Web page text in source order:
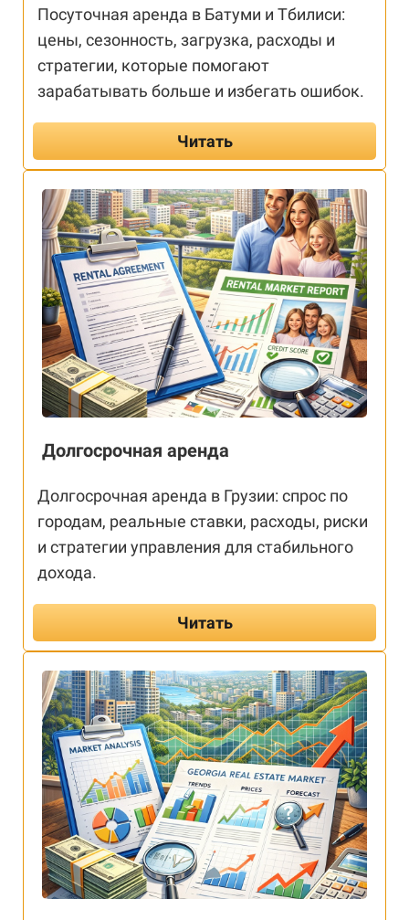
Посуточная аренда в Батуми и Тбилиси:
цены, сезонность, загрузка, расходы и
стратегии, которые помогают
зарабатывать больше и избегать ошибок.
Читать
Долгосрочная аренда
Долгосрочная аренда в Грузии: спрос по
городам, реальные ставки, расходы, риски
и стратегии управления для стабильного
дохода.
Читать